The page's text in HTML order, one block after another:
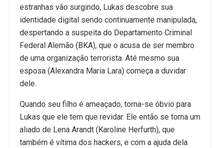
estranhas vão surgindo, Lukas descobre sua
identidade digital sendo continuamente manipulada,
despertando a suspeita do Departamento Criminal
Federal Alemão (BKA), que o acusa de ser membro
de uma organização terrorista. Até mesmo sua
esposa (Alexandra Maria Lara) começa a duvidar
dele.
Quando seu filho é ameaçado, torna-se óbvio para
Lukas que ele tem que revidar. Ele então se torna um
aliado de Lena Arandt (Karoline Herfurth), que
também é vítima dos hackers, e com a ajuda dela